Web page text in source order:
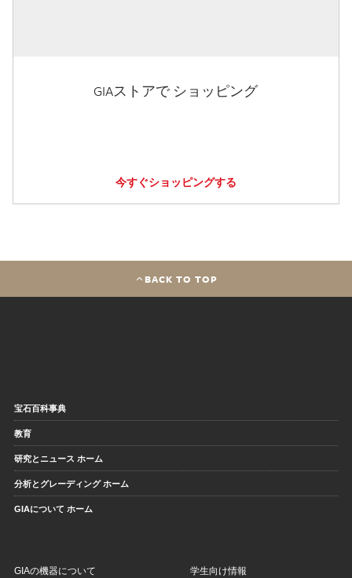
GIAストアで ショッピング
今すぐショッピングする
BACK TO TOP
宝石百科事典
教育
研究とニュース ホーム
分析とグレーディング ホーム
GIAについて ホーム
GIAの機器について 学生向け情報